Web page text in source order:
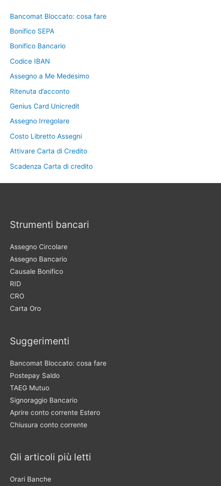
Bancomat Bloccato: cosa fare
Bonifico SEPA
Bonifico Bancario
Codice IBAN
Assegno a Me Medesimo
Ritenuta d’acconto
Genius Card Unicredit
Assegno Irregolare
Costo Libretto Assegni
Attivare Carta di Credito
Scadenza Carta di credito
Strumenti bancari
Assegno Circolare
Assegno Bancario
Causale Bonifico
RID
CRO
Carta Oro
Suggerimenti
Bancomat Bloccato: cosa fare
Postepay Saldo
TAEG Mutuo
Signoraggio Bancario
Aprire conto corrente Estero
Chiusura conto corrente
Gli articoli più letti
Orari Banche